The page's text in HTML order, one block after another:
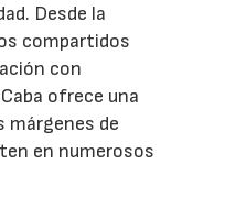
Desde la
compartidos
con
ofrece una
márgenes de
en numerosos